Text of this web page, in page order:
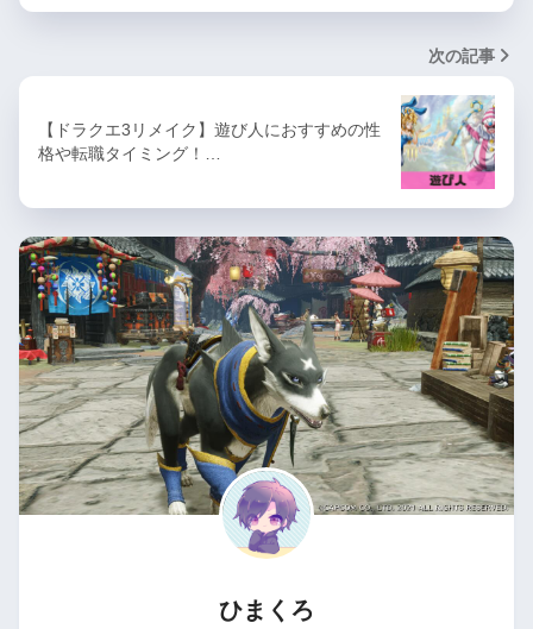
次の記事
【ドラクエ3リメイク】遊び人におすすめの性
格や転職タイミング！…
ひまくろ